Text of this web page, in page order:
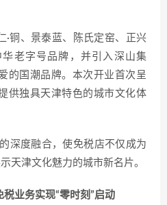
·铜、景泰蓝、陈氏定窑、正兴
老字号品牌，并引入深山集
的国潮品牌。本次开业首次呈
供独具天津特色的城市文化体
深度融合，使免税店不仅成为
天津文化魅力的城市新名片。
业务实现“零时刻”启动